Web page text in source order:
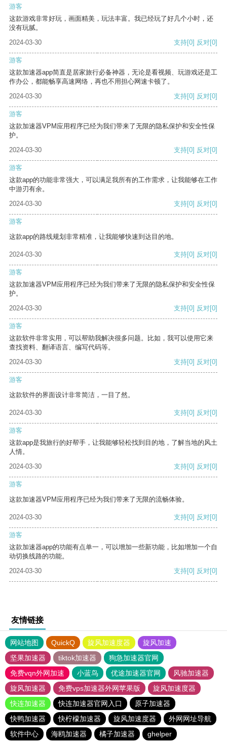
游客
这款游戏非常好玩，画面精美，玩法丰富。我已经玩了好几个小时，还
没有玩腻。
2024-03-30
支持[0] 反对[0]
游客
这款加速器app简直是居家旅行必备神器，无论是看视频、玩游戏还是工
作办公，都能畅享高速网络，再也不用担心网速卡顿了。
2024-03-30
支持[0] 反对[0]
游客
这款加速器VPM应用程序已经为我们带来了无限的隐私保护和安全性保
护。
2024-03-30
支持[0] 反对[0]
游客
这款app的功能非常强大，可以满足我所有的工作需求，让我能够在工作
中游刃有余。
2024-03-30
支持[0] 反对[0]
游客
这款app的路线规划非常精准，让我能够快速到达目的地。
2024-03-30 支持[0] 反对[0]
游客
这款加速器VPM应用程序已经为我们带来了无限的隐私保护和安全性保
护。
2024-03-30
支持[0] 反对[0]
游客
这款软件非常实用，可以帮助我解决很多问题。比如，我可以使用它来
查找资料、翻译语言、编写代码等。
2024-03-30
支持[0] 反对[0]
游客
这款软件的界面设计非常简洁，一目了然。
2024-03-30 支持[0] 反对[0]
游客
这款app是我旅行的好帮手，让我能够轻松找到目的地，了解当地的风土
人情。
2024-03-30
支持[0] 反对[0]
游客
这款加速器VPM应用程序已经为我们带来了无限的流畅体验。
2024-03-30 支持[0] 反对[0]
游客
这款加速器app的功能有点单一，可以增加一些新功能，比如增加一个自
动切换线路的功能。
2024-03-30
支持[0] 反对[0]
友情链接
网站地图 QuickQ 旋风加速度器
旋风加速
坚果加速器
tiktok加速器
狗急加速器官网
免费vqn外网加速
小蓝鸟 优途加速器官网
风驰加速器
旋风加速器
免费vps加速器外网苹果版
旋风加速度器
快连加速器
快连加速器官网入口
原子加速器
快鸭加速器
快柠檬加速器 旋风加速度器
外网网址导航
软件中心
海鸥加速器 橘子加速器 ghelper